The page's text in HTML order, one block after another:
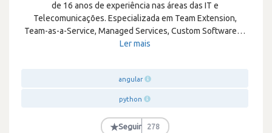
de 16 anos de experiência nas áreas das IT e
Telecomunicações. Especializada em Team Extension,
Team-as-a-Service, Managed Services, Custom Software…
Ler mais
angular
python
★Seguir 278